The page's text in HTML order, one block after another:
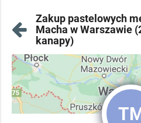
Zakup pastelowych
Macha w Warszawie
kanapy)